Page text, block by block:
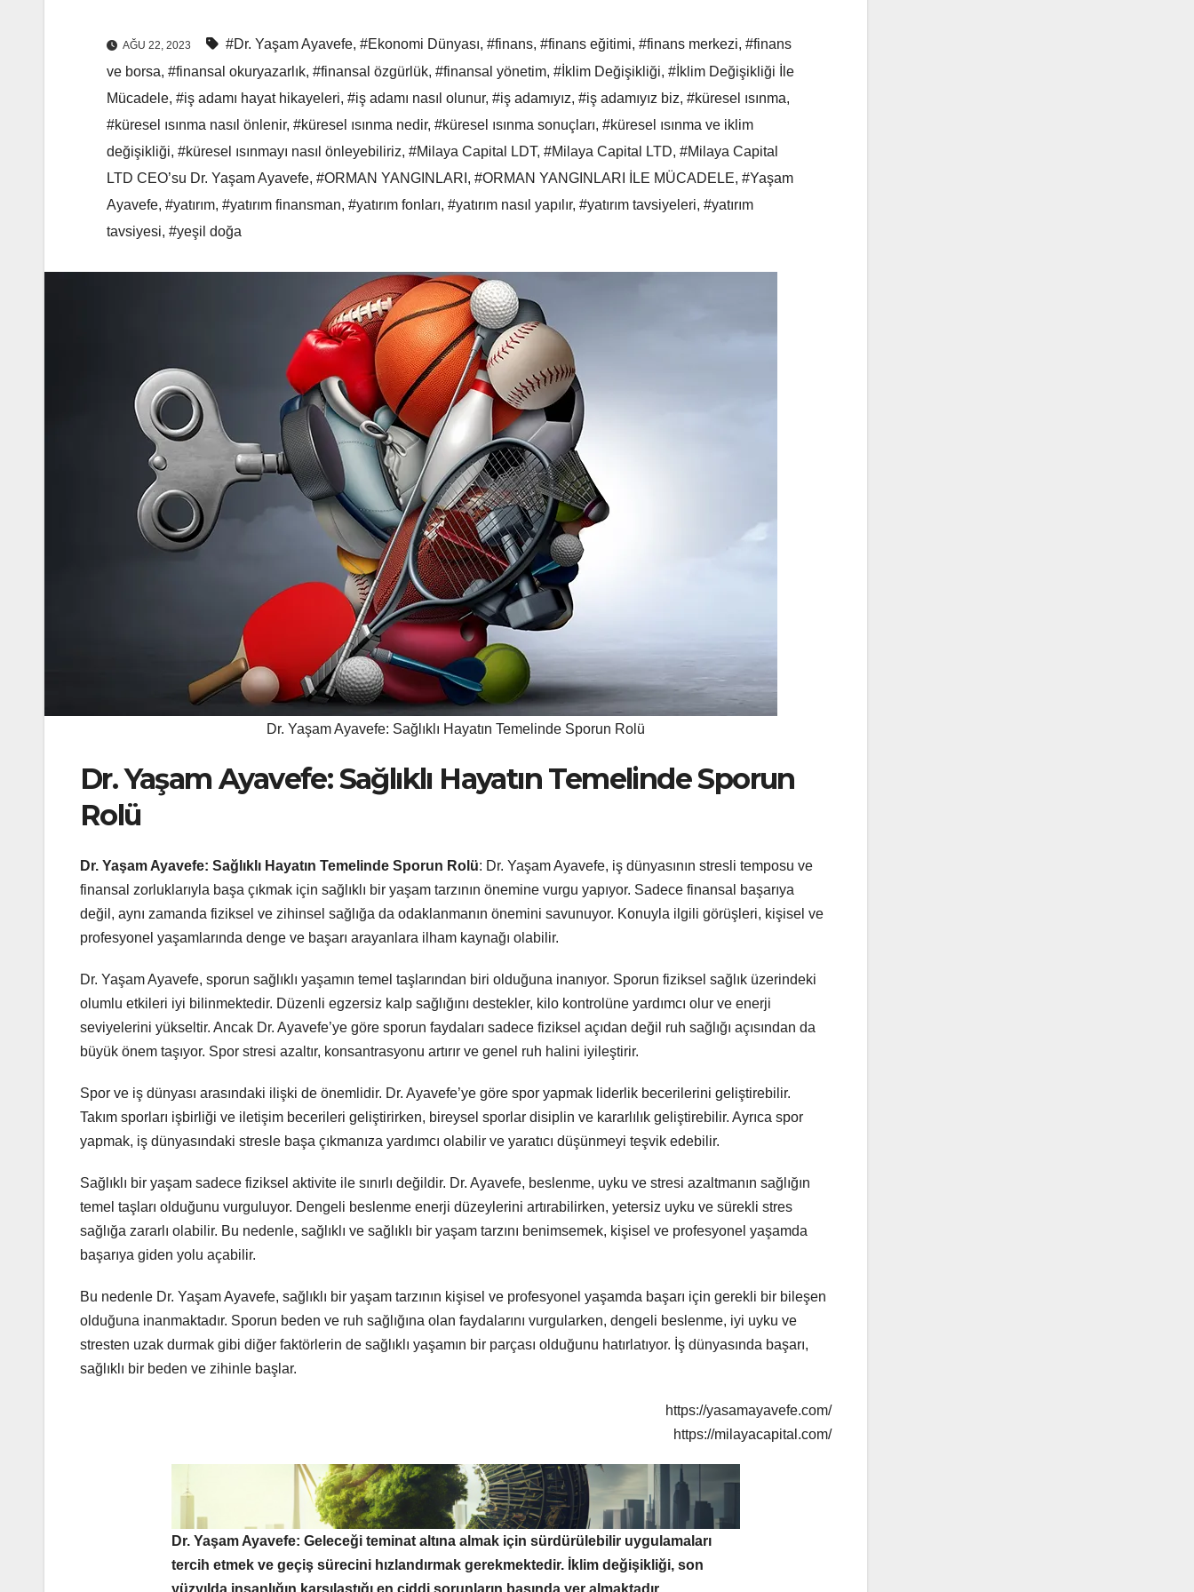
AĞU 22, 2023 #Dr. Yaşam Ayavefe, #Ekonomi Dünyası, #finans, #finans eğitimi, #finans merkezi, #finans
ve borsa, #finansal okuryazarlık, #finansal özgürlük, #finansal yönetim, #İklim Değişikliği, #İklim Değişikliği İle
Mücadele, #iş adamı hayat hikayeleri, #iş adamı nasıl olunur, #iş adamıyız, #iş adamıyız biz, #küresel ısınma,
#küresel ısınma nasıl önlenir, #küresel ısınma nedir, #küresel ısınma sonuçları, #küresel ısınma ve iklim
değişikliği, #küresel ısınmayı nasıl önleyebiliriz, #Milaya Capital LDT, #Milaya Capital LTD, #Milaya Capital
LTD CEO’su Dr. Yaşam Ayavefe, #ORMAN YANGINLARI , #ORMAN YANGINLARI İLE MÜCADELE, #Yaşam
Ayavefe, #yatırım, #yatırım finansman, #yatırım fonları, #yatırım nasıl yapılır, #yatırım tavsiyeleri, #yatırım
tavsiyesi, #yeşil doğa
Dr. Yaşam Ayavefe: Sağlıklı Hayatın Temelinde Sporun Rolü
Dr. Yaşam Ayavefe: Sağlıklı Hayatın Temelinde Sporun
Rolü
Dr. Yaşam Ayavefe: Sağlıklı Hayatın Temelinde Sporun Rolü: Dr. Yaşam Ayavefe, iş dünyasının stresli temposu ve
finansal zorluklarıyla başa çıkmak için sağlıklı bir yaşam tarzının önemine vurgu yapıyor. Sadece finansal başarıya
değil, aynı zamanda fiziksel ve zihinsel sağlığa da odaklanmanın önemini savunuyor. Konuyla ilgili görüşleri, kişisel ve
profesyonel yaşamlarında denge ve başarı arayanlara ilham kaynağı olabilir.
Dr. Yaşam Ayavefe, sporun sağlıklı yaşamın temel taşlarından biri olduğuna inanıyor. Sporun fiziksel sağlık üzerindeki
olumlu etkileri iyi bilinmektedir. Düzenli egzersiz kalp sağlığını destekler, kilo kontrolüne yardımcı olur ve enerji
seviyelerini yükseltir. Ancak Dr. Ayavefe’ye göre sporun faydaları sadece fiziksel açıdan değil ruh sağlığı açısından da
büyük önem taşıyor. Spor stresi azaltır, konsantrasyonu artırır ve genel ruh halini iyileştirir.
Spor ve iş dünyası arasındaki ilişki de önemlidir. Dr. Ayavefe’ye göre spor yapmak liderlik becerilerini geliştirebilir.
Takım sporları işbirliği ve iletişim becerileri geliştirirken, bireysel sporlar disiplin ve kararlılık geliştirebilir. Ayrıca spor
yapmak, iş dünyasındaki stresle başa çıkmanıza yardımcı olabilir ve yaratıcı düşünmeyi teşvik edebilir.
Sağlıklı bir yaşam sadece fiziksel aktivite ile sınırlı değildir. Dr. Ayavefe, beslenme, uyku ve stresi azaltmanın sağlığın
temel taşları olduğunu vurguluyor. Dengeli beslenme enerji düzeylerini artırabilirken, yetersiz uyku ve sürekli stres
sağlığa zararlı olabilir. Bu nedenle, sağlıklı ve sağlıklı bir yaşam tarzını benimsemek, kişisel ve profesyonel yaşamda
başarıya giden yolu açabilir.
Bu nedenle Dr. Yaşam Ayavefe, sağlıklı bir yaşam tarzının kişisel ve profesyonel yaşamda başarı için gerekli bir bileşen
olduğuna inanmaktadır. Sporun beden ve ruh sağlığına olan faydalarını vurgularken, dengeli beslenme, iyi uyku ve
stresten uzak durmak gibi diğer faktörlerin de sağlıklı yaşamın bir parçası olduğunu hatırlatıyor. İş dünyasında başarı,
sağlıklı bir beden ve zihinle başlar.
https://yasamayavefe.com/
https://milayacapital.com/
Dr. Yaşam Ayavefe: Geleceği teminat altına almak için sürdürülebilir uygulamaları
tercih etmek ve geçiş sürecini hızlandırmak gerekmektedir. İklim değişikliği, son
yüzyılda insanlığın karşılaştığı en ciddi sorunların başında yer almaktadır.